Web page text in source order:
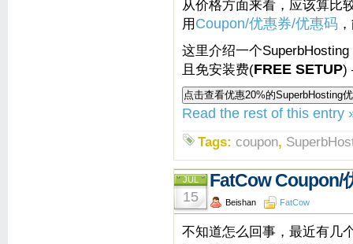
从价格方面来看，应该算比
用 Coupon/优惠券/优惠码
这里介绍一个
且免安装费(FREE SETUP)
Read the rest of this entry
Tags: coupon,
JUL
15
FatCow Coupon/
Beishan FatCow
不知道怎么回事，最近有几